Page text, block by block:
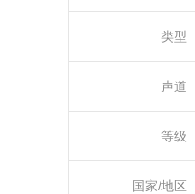
类型
声道
等级
国家/地区